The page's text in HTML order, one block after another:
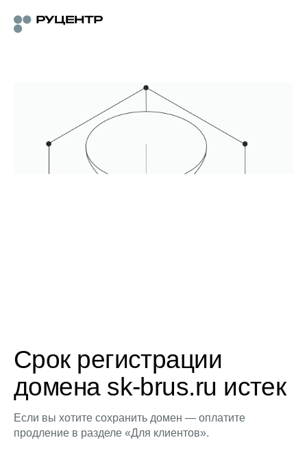
Срок регистрации
домена sk-brus.ru истек
Если вы хотите сохранить домен — оплатите
продление в разделе «Для клиентов».